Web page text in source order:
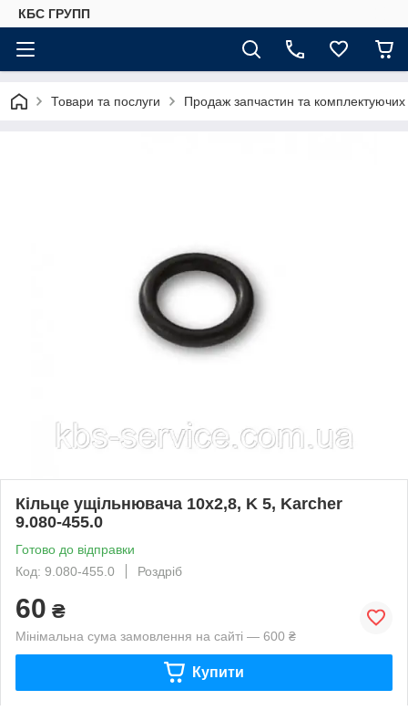
КБС ГРУПП
Товари та послуги Продаж запчастин та
Кільце ущільнювача 10х2,8, K 5, Karcher
9.080-455.0
Готово до відправки
Код: 9.080-455.0
Роздріб
60 ₴
Мінімальна сума замовлення на сайті — 600 ₴
Купити